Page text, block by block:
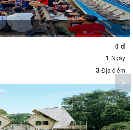
0 đ
1 Ngày
3 Địa điểm